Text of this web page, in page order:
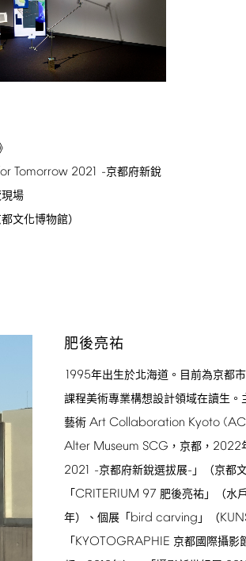
Tomorrow 2021 -京都府新銳
現場
文化博物館）
肥後亮祐
1995年出生於北海道。目前為京都
課程美術專業構想設計領域在讀生。
藝術 Art Collaboration Kyoto
Alter Museum SCG ，京都， 2022
2021 -京都府新銳選拔展- 」（京都
「CRITERIUM 97 肥後亮祐」（水
年）、個展「 bird carving 」（
「 KYOTOGRAPHIE 京都國際攝影